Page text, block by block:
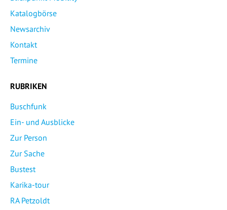
Katalogbörse
Newsarchiv
Kontakt
Termine
RUBRIKEN
Buschfunk
Ein- und Ausblicke
Zur Person
Zur Sache
Bustest
Karika-tour
RA Petzoldt